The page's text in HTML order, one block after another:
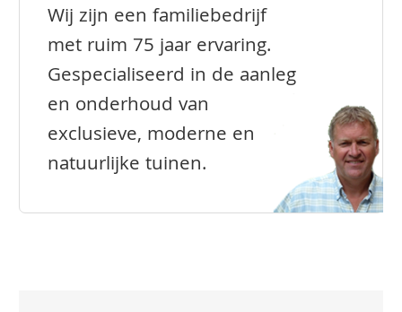
Wij zijn een familiebedrijf
met ruim 75 jaar ervaring.
Gespecialiseerd in de aanleg
en onderhoud van
exclusieve, moderne en
natuurlijke tuinen.